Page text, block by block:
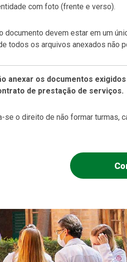
com foto (frente e verso).
documento devem estar em um
todos os arquivos anexados não
anexar os documentos
de prestação de serviços.
se o direito de não formar turmas,